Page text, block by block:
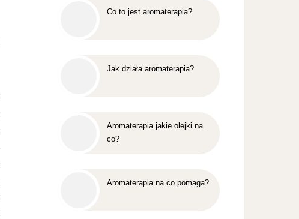
Co to jest aromaterapia?
Jak działa aromaterapia?
Aromaterapia jakie olejki na
co?
Aromaterapia na co pomaga?